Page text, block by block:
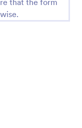
that the form